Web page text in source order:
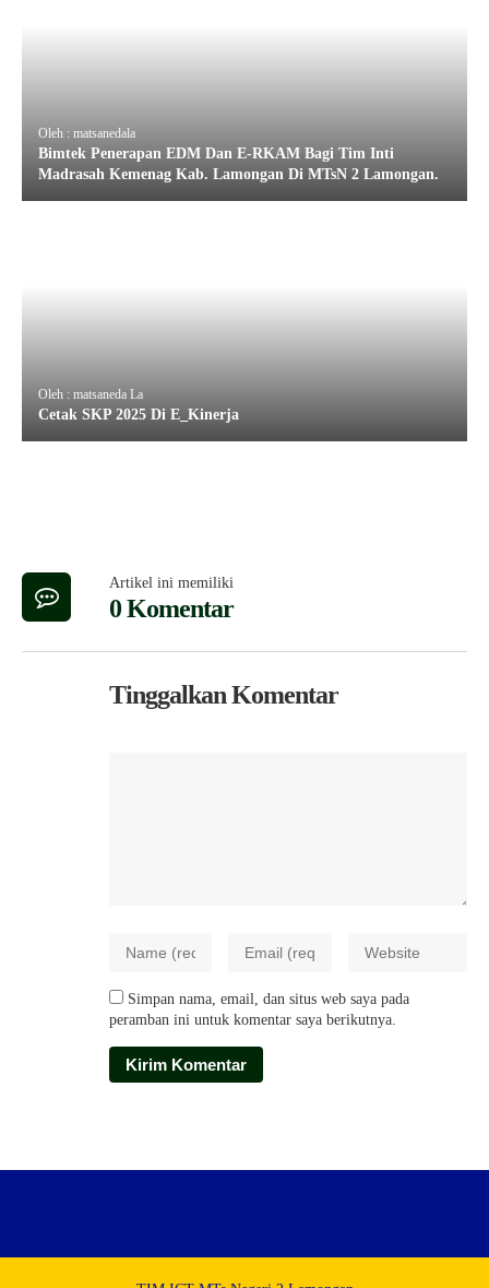
Oleh : matsanedala
Bimtek Penerapan EDM Dan E-RKAM Bagi Tim Inti
Madrasah Kemenag Kab. Lamongan Di MTsN 2 Lamongan.
Oleh : matsaneda La
Cetak SKP 2025 Di E_Kinerja
Artikel ini memiliki
0 Komentar
Tinggalkan Komentar
Simpan nama, email, dan situs web saya pada
peramban ini untuk komentar saya berikutnya.